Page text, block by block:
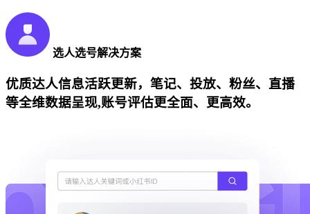
选人选号解决方案
优质达人信息活跃更新，笔记、投放、粉丝、直播
等全维数据呈现,账号评估更全面、更高效。